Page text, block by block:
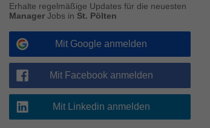
Erhalte regelmäßige Updates für die neuesten
Manager Jobs in St. Pölten
Mit Google anmelden
Mit Facebook anmelden
Mit Linkedin anmelden